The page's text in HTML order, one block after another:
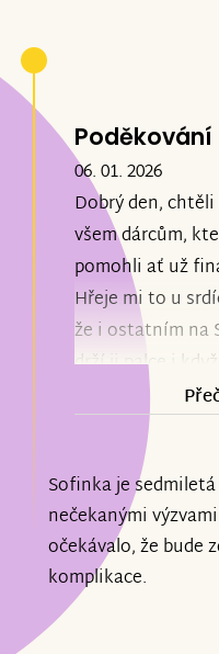
Poděkování
06. 01. 2026
Dobrý den,
všem dárcům,
pomohli ať už
Hřeje mi to u
že i ostatním na
drží ji palce i
Děkuji že srdce
Do nového roku
všem popřát to
zdraví🍀, lásky a
osobním životě,
Sofinka je
nečekanými
očekávalo, že bude
komplikace.